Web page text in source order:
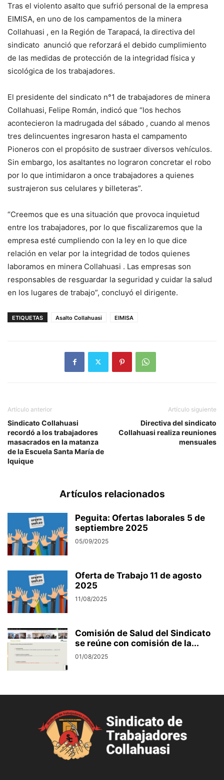
Tras el violento asalto que sufrió personal de la empresa
EIMISA, en uno de los campamentos de la minera
Collahuasi , en la Región de Tarapacá, la directiva del
sindicato anunció que reforzará el debido cumplimiento
de las medidas de protección de la integridad física y
sicológica de los trabajadores.
El presidente del sindicato n°1 de trabajadores de minera
Collahuasi, Felipe Román, indicó que “los hechos
acontecieron la madrugada del sábado , cuando al menos
tres delincuentes ingresaron hasta el campamento
Pioneros con el propósito de sustraer diversos vehículos.
Sin embargo, los asaltantes no lograron concretar el robo
por lo que intimidaron a once trabajadores a quienes
sustrajeron sus celulares y billeteras”.
“Creemos que es una situación que provoca inquietud
entre los trabajadores, por lo que fiscalizaremos que la
empresa esté cumpliendo con la ley en lo que dice
relación en velar por la integridad de todos quienes
laboramos en minera Collahuasi . Las empresas son
responsables de resguardar la seguridad y cuidar la salud
en los lugares de trabajo”, concluyó el dirigente.
ETIQUETAS Asalto Collahuasi EIMISA
Artículo anterior
Sindicato Collahuasi
recordó a los trabajadores
masacrados en la matanza
de la Escuela Santa María de
Iquique
Artículo siguiente
Directiva del sindicato
Collahuasi realiza reuniones
mensuales
Artículos relacionados
Peguita: Ofertas laborales 5 de
septiembre 2025
05/09/2025
Oferta de Trabajo 11 de agosto
2025
11/08/2025
Comisión de Salud del Sindicato
se reúne con comisión de la...
01/08/2025